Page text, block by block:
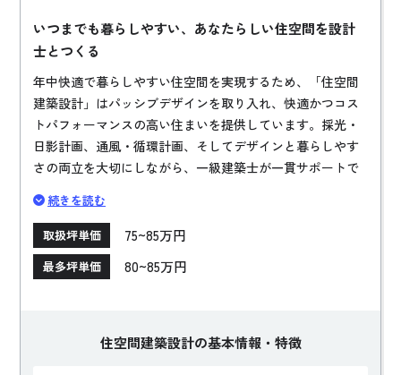
いつまでも暮らしやすい、あなたらしい住空間を設計
士とつくる
年中快適で暮らしやすい住空間を実現するため、「住空間
建築設計」はパッシブデザインを取り入れ、快適かつコス
トパフォーマンスの高い住まいを提供しています。採光・
日影計画、通風・循環計画、そしてデザインと暮らしやす
さの両立を大切にしながら、一級建築士が一貫サポートで
使用するほか、外壁には塗り壁、断熱材にはセルロースフ
ァイバーといった自然素材をふんだんに利用し、快適性を
高めています。大空間であっても省エネを叶えられる高い
レベルの住宅性能を実現させます。
続きを読む
取扱坪単価 75~85万円
最多坪単価 80~85万円
住空間建築設計の基本情報・特徴